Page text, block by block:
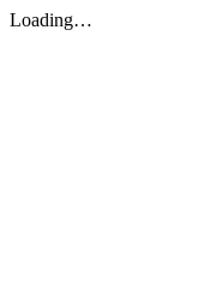
Loading…